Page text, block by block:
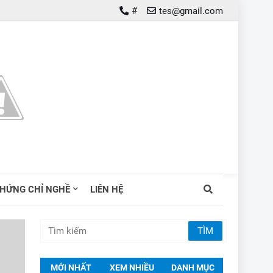
# tes@gmail.com
CHỈ NGHỀ LIÊN HỆ
MỚI NHẤT XEM NHIỀU DANH MỤC